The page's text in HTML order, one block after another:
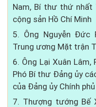
Nam, Bí thư thứ nhất
cộng sản Hồ Chí Minh
5. Ông Nguyễn Đức
Trung ương Mặt trận
6. Ông Lại Xuân
Phó Bí thư Đảng ủy
của Đảng ủy Chính phủ
7. Thượng tướng Bế